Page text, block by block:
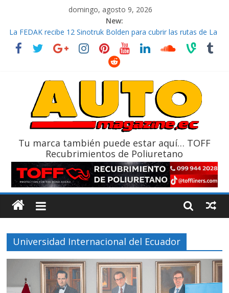
domingo, agosto 9, 2026
New:
La FEDAK recibe 12 Sinotruk Bolden para cubrir las rutas de La
Vuelta
El costo de tener un vehículo gana protagonismo a la hora de
¿Qué puede pasar con tu vehículo si permanece varios días sin
La Vuelta al Ecuador 2026, edición 47ª, recorre 7 provincias en 8
Tu marca también puede estar aquí… TOFF
Recubrimientos de Poliuretano
Universidad Internacional del Ecuador